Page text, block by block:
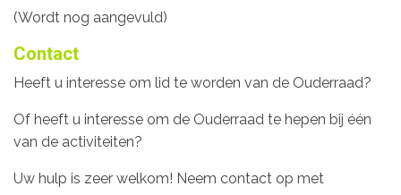
(Wordt nog aangevuld)
Contact
Heeft u interesse om lid te worden van de Ouderraad?
Of heeft u interesse om de Ouderraad te hepen bij één
van de activiteiten?
Uw hulp is zeer welkom! Neem contact op met